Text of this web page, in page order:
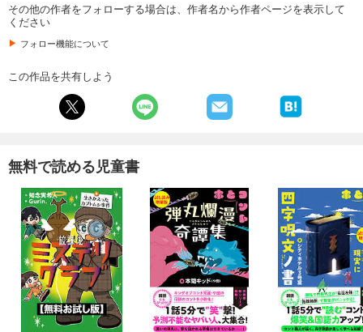
その他の作者をフォローする場合は、作者名から作者ページを表示して
ください
フォロー機能について
この作品を共有しよう
無料で読める児童書